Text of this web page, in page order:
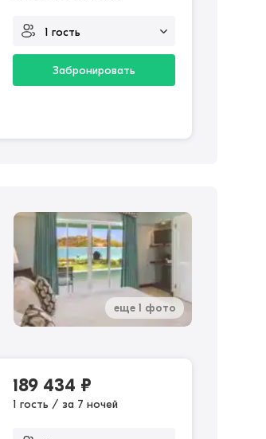
Забронировать
еще 1 фото
189 434 ₽
1 гость / за 7 ночей